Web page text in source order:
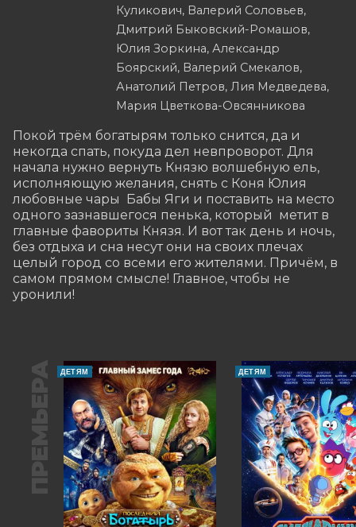
Куликович, Валерий Соловьев,
Дмитрий Быковский-Ромашов,
Юлия Зоркина, Александр
Боярский, Валерий Смекалов,
Анатолий Петров, Лия Медведева,
Мария Цветкова-Овсянникова
Покой трём богатырям только снится, да и
некогда спать, покуда дел невпроворот. Для
начала нужно вернуть Князю волшебную ель,
исполняющую желания, снять с Коня Юлия
любовные чары  Бабы Яги и поставить на место
одного зазнавшегося пенька, который  метит в
главные фавориты Князя. И вот так день и ночь,
без отдыха и сна несут они на своих плечах
целый город со всеми его жителями. Причём, в
самом прямом смысле! Главное, чтобы не
уронили!
ПРЕМЬЕРА ДЕТЯМ ДЕТЯМ